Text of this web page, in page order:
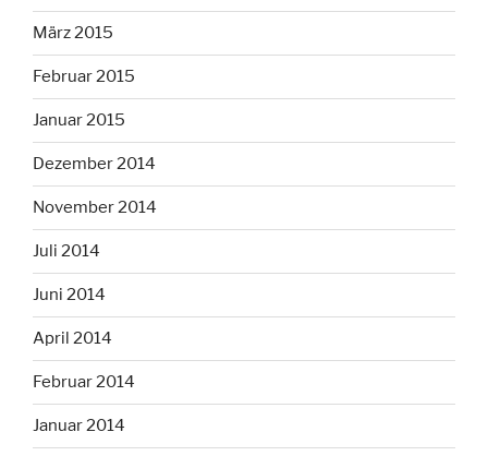
März 2015
Februar 2015
Januar 2015
Dezember 2014
November 2014
Juli 2014
Juni 2014
April 2014
Februar 2014
Januar 2014